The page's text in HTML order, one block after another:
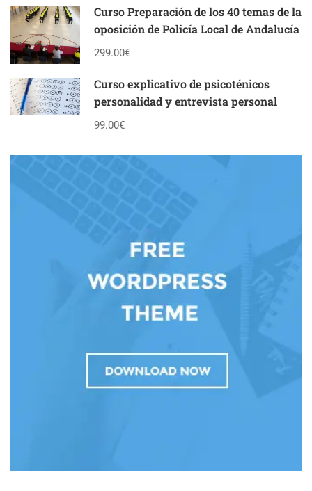
Curso Preparación de los 40 temas de la
oposición de Policía Local de Andalucía
299.00€
Curso explicativo de psicoténicos
personalidad y entrevista personal
99.00€